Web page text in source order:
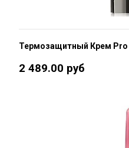
Термозащитный Крем Pro
2 489.00 руб